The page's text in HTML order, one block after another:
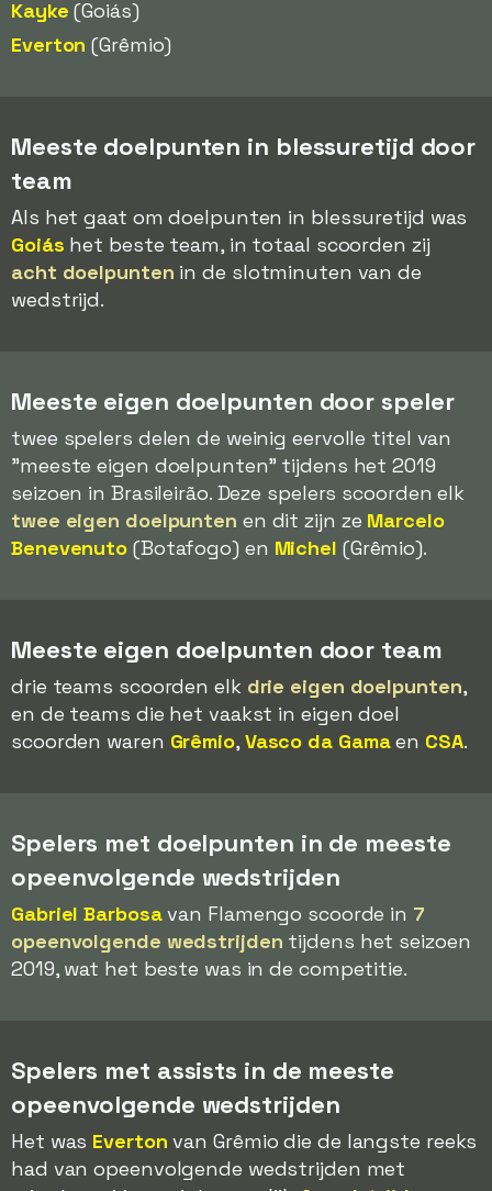
Kayke (Goiás)
Everton (Grêmio)
Meeste doelpunten in blessuretijd door
team
Als het gaat om doelpunten in blessuretijd was
Goiás het beste team, in totaal scoorden zij
acht doelpunten in de slotminuten van de
wedstrijd.
Meeste eigen doelpunten door speler
twee spelers delen de weinig eervolle titel van
"meeste eigen doelpunten" tijdens het 2019
seizoen in Brasileirão. Deze spelers scoorden elk
twee eigen doelpunten en dit zijn ze Marcelo
Benevenuto (Botafogo) en Michel (Grêmio).
Meeste eigen doelpunten door team
drie teams scoorden elk drie eigen doelpunten,
en de teams die het vaakst in eigen doel
scoorden waren Grêmio, Vasco da Gamaen CSA.
Spelers met doelpunten in de meeste
opeenvolgende wedstrijden
Gabriel Barbosavan Flamengo scoorde in 7
opeenvolgende wedstrijden tijdens het seizoen
2019, wat het beste was in de competitie.
Spelers met assists in de meeste
opeenvolgende wedstrijden
Het was Everton van Grêmio die de langste reeks
had van opeenvolgende wedstrijden met